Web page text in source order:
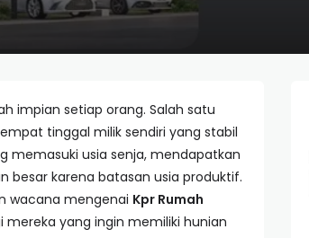
impian setiap orang. Salah satu
tinggal milik sendiri yang stabil
memasuki usia senja, mendapatkan
besar karena batasan usia produktif.
wacana mengenai Kpr Rumah
mereka yang ingin memiliki hunian